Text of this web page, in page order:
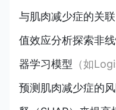
与肌肉减少症的关
值效应分析探索非
器学习模型 （如
预测肌肉减少症的